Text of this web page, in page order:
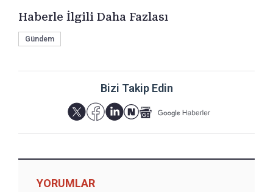
Haberle İlgili Daha Fazlası
Gündem
Bizi Takip Edin
YORUMLAR